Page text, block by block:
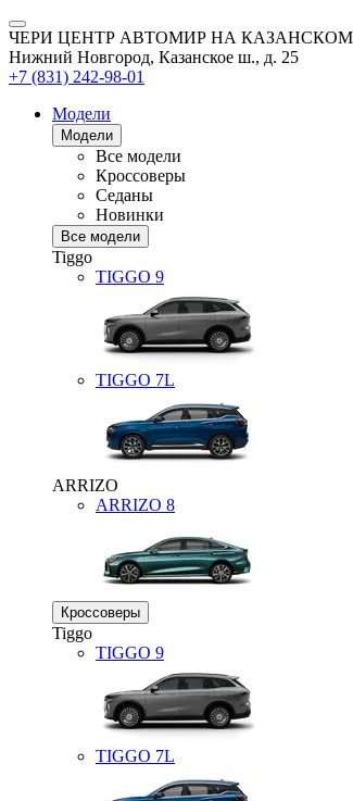
ЧЕРИ ЦЕНТР АВТОМИР НА КАЗАНСКОМ
Нижний Новгород, Казанское ш., д. 25
+7 (831) 242-98-01
Модели
Модели
Все модели
Кроссоверы
Седаны
Новинки
Все модели
Tiggo
TIGGO 9
TIGGO 7L
ARRIZO
ARRIZO 8
Кроссоверы
Tiggo
TIGGO 9
TIGGO 7L